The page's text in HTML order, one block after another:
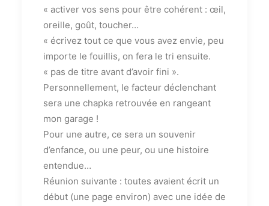
« activer vos sens pour être cohérent : œil,
oreille, goût, toucher…
« écrivez tout ce que vous avez envie, peu
importe le fouillis, on fera le tri ensuite.
« pas de titre avant d’avoir fini ».
Personnellement, le facteur déclenchant
sera une chapka retrouvée en rangeant
mon garage !
Pour une autre, ce sera un souvenir
d’enfance, ou une peur, ou une histoire
entendue…
Réunion suivante : toutes avaient écrit un
début (une page environ) avec une idée de